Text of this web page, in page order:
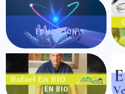
EDUCACIÓN
EN BIO